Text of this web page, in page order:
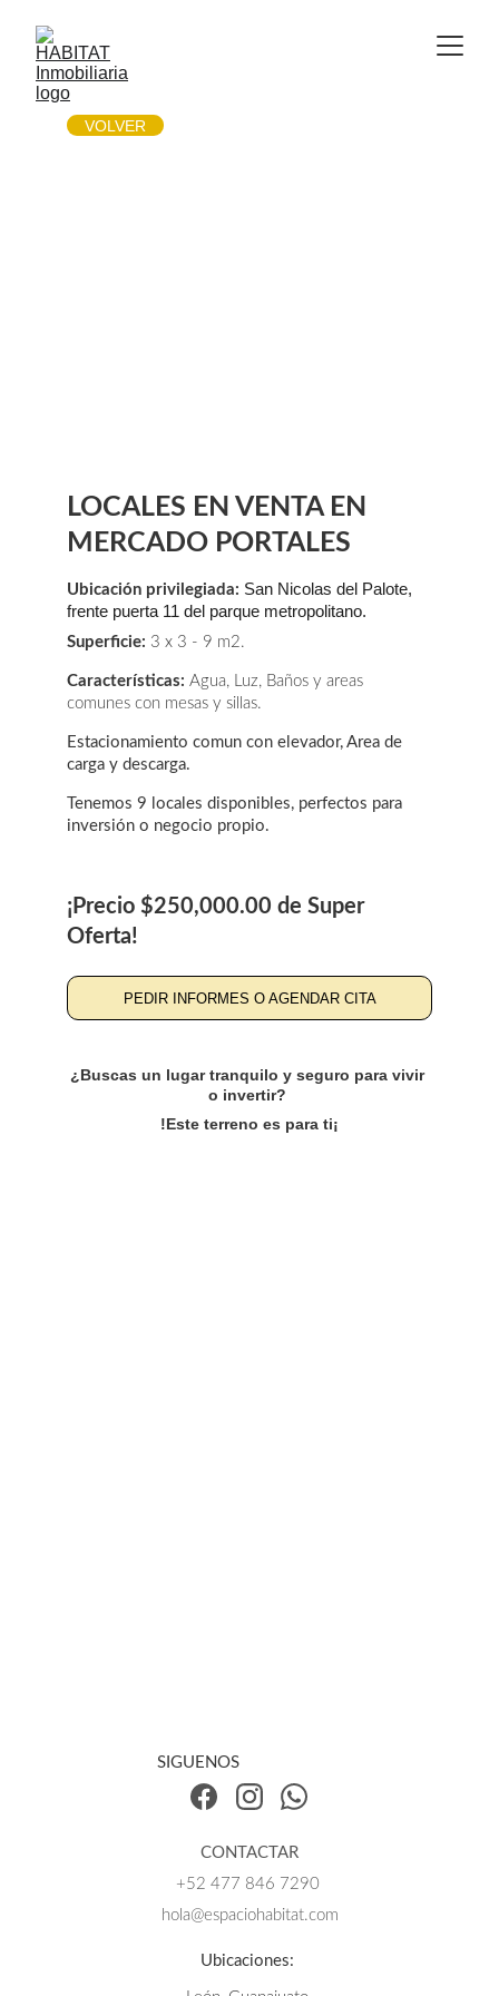
LOCALES EN VENTA EN
MERCADO PORTALES
Ubicación privilegiada: San Nicolas del Palote,
frente puerta 11 del parque metropolitano.
Superficie: 3 x 3 - 9 m2.
Características: Agua, Luz, Baños y areas
comunes con mesas y sillas.
Estacionamiento comun con elevador, Area de
carga y descarga.
Tenemos 9 locales disponibles, perfectos para
inversión o negocio propio.
¡Precio $250,000.00 de Super
Oferta!
PEDIR INFORMES O AGENDAR CITA
¿Buscas un lugar tranquilo y seguro para vivir
o invertir?
!Este terreno es para ti¡
VOLVER
CONTACTAR
+52 47 7 846 7290
hola@espaciohabitat.com
SIGUENOS
Ubicaciones: